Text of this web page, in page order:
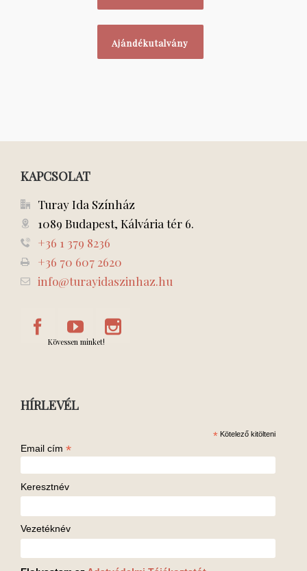
Ajándékutalvány
KAPCSOLAT
Turay Ida Színház
1089 Budapest, Kálvária tér 6.
+36 1 379 8236
+36 70 607 2620
info@turayidaszinhaz.hu
Kövessen minket!
HÍRLEVÉL
* Kötelező kitölteni
Email cím *
Keresztnév
Vezetéknév